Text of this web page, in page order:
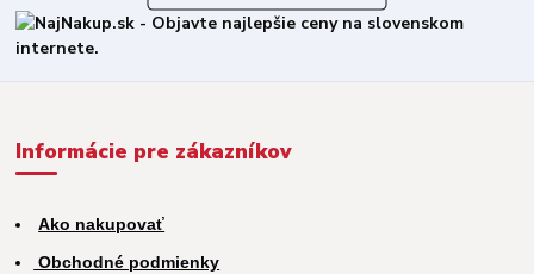
Informácie pre zákazníkov
Ako nakupovať
Obchodné podmienky